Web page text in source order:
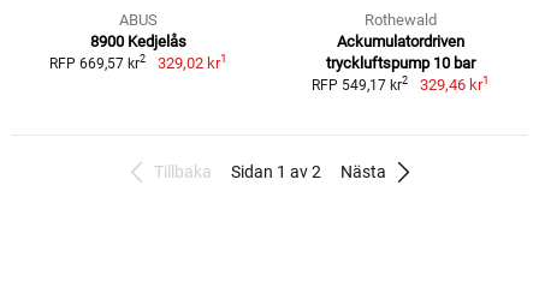
ABUS
8900 Kedjelås
RFP 669,57 kr2 329,02 kr1
Rothewald
Ackumulatordriven
tryckluftspump 10 bar
RFP 549,17 kr2 329,46 kr1
Tillbaka Sidan 1 av 2 Nästa